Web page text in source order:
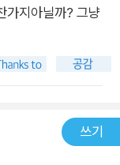
가지아닐까? 그냥
쓰기